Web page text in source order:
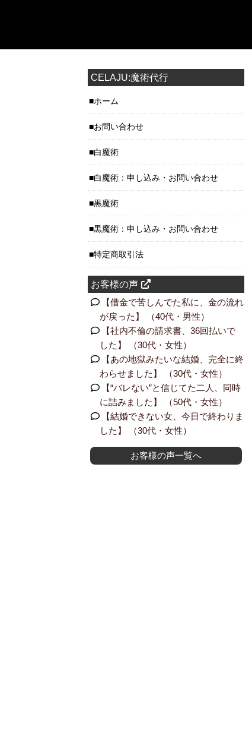
CELAJU:魔術代行
ホーム
お問い合わせ
白魔術
白魔術：申し込み・お問い合わせ
黒魔術
黒魔術：申し込み・お問い合わせ
特定商取引法
お客様の声
【借金で苦しんでた私に、金の流れ
が戻った】 （40代・男性）
【社内不倫の請求書、36回払いで
した】 （30代・女性）
【あの地獄みたいな結婚、完全に終
わらせました】 （30代・女性）
【“バレない”と信じてた二人、同時
に詰みました】 （50代・女性）
【結婚できない女、今日で終わりま
した】 （30代・女性）
お客様の声一覧へ